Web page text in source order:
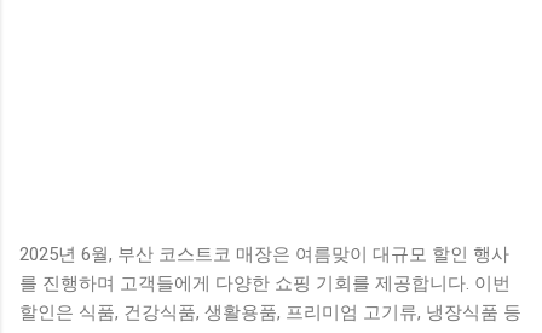
2025년 6월, 부산 코스트코 매장은 여름맞이 대규모 할인 행사
를 진행하며 고객들에게 다양한 쇼핑 기회를 제공합니다. 이번
할인은 식품, 건강식품, 생활용품, 프리미엄 고기류, 냉장식품 등